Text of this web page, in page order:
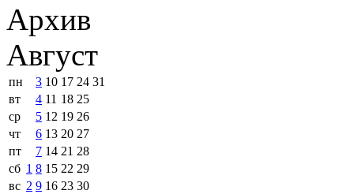
Архив
Август
пн 3 10 17 24 31
вт
4 11 18 25
ср
5 12 19 26
чт
6 13 20 27
пт
7 14 21 28
сб 1 8 15 22 29
вс 2 9 16 23 30